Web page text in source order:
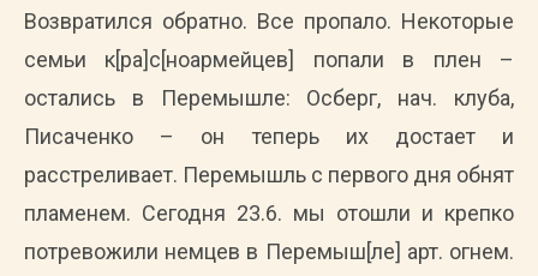
Возвратился обратно. Все пропало. Некоторые
семьи к[ра]с[ноармейцев] попали в плен –
остались в Перемышле: Осберг, нач. клуба,
Писаченко – он теперь их достает и
расстреливает. Перемышль с первого дня обнят
пламенем. Сегодня 23.6. мы отошли и крепко
потревожили немцев в Перемыш[ле] арт. огнем.